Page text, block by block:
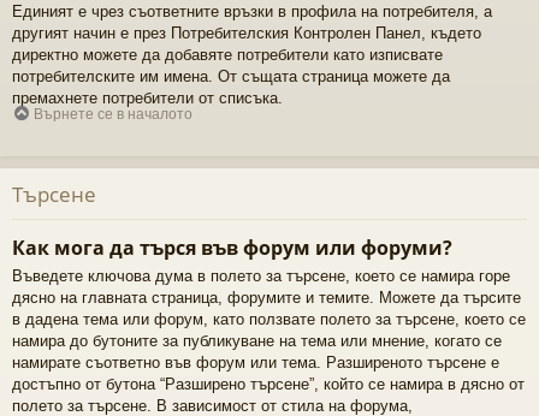
Единият е чрез съответните връзки в профила на потребителя, а
другият начин е през Потребителския Контролен Панел, където
директно можете да добавяте потребители като изписвате
потребителските им имена. От същата страница можете да
премахнете потребители от списъка.
Върнете се в началото
Търсене
Как мога да търся във форум или форуми?
Въведете ключова дума в полето за търсене, което се намира горе
дясно на главната страница, форумите и темите. Можете да търсите
в дадена тема или форум, като ползвате полето за търсене, което се
намира до бутоните за публикуване на тема или мнение, когато се
намирате съответно във форум или тема. Разширеното търсене е
достъпно от бутона “Разширено търсене”, който се намира в дясно от
полето за търсене. В зависимост от стила на форума,